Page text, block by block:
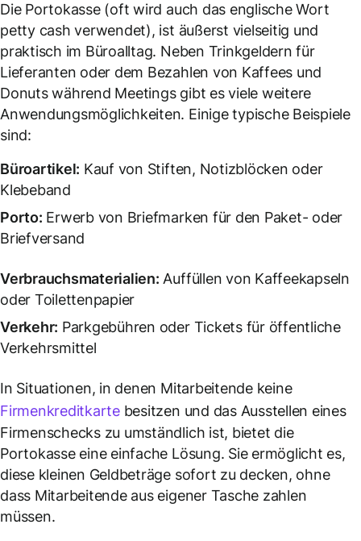
Die Portokasse (oft wird auch das englische Wort
petty cash verwendet), ist äußerst vielseitig und
praktisch im Büroalltag. Neben Trinkgeldern für
Lieferanten oder dem Bezahlen von Kaffees und
Donuts während Meetings gibt es viele weitere
Anwendungsmöglichkeiten. Einige typische Beispiele
sind:
Büroartikel: Kauf von Stiften, Notizblöcken oder
Klebeband
Porto: Erwerb von Briefmarken für den Paket- oder
Briefversand
Verbrauchsmaterialien: Auffüllen von Kaffeekapseln
oder Toilettenpapier
Verkehr: Parkgebühren oder Tickets für öffentliche
Verkehrsmittel
In Situationen, in denen Mitarbeitende keine
Firmenkreditkartebesitzen und das Ausstellen eines
Firmenschecks zu umständlich ist, bietet die
Portokasse eine einfache Lösung. Sie ermöglicht es,
diese kleinen Geldbeträge sofort zu decken, ohne
dass Mitarbeitende aus eigener Tasche zahlen
müssen.